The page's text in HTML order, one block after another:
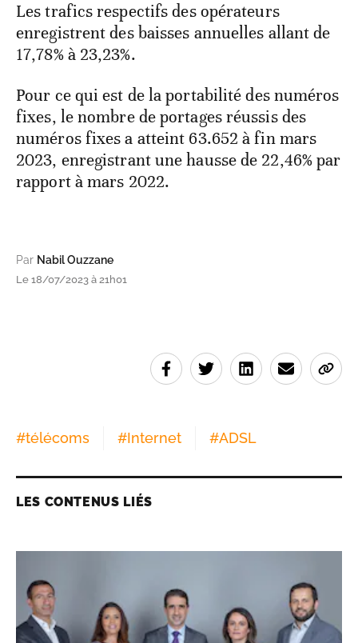
Les trafics respectifs des opérateurs
enregistrent des baisses annuelles allant de
17,78% à 23,23%.
Pour ce qui est de la portabilité des numéros
fixes, le nombre de portages réussis des
numéros fixes a atteint 63.652 à fin mars
2023, enregistrant une hausse de 22,46% par
rapport à mars 2022.
Par Nabil Ouzzane
Le 18/07/2023 à 21h01
#télécoms #Internet #ADSL
LES CONTENUS LIÉS